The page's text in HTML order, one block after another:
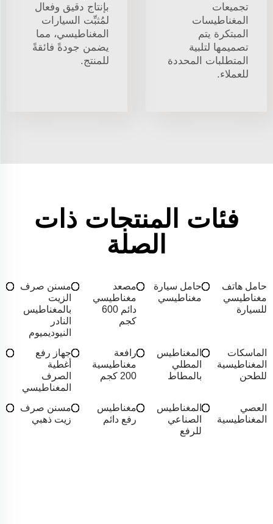
تجميعات
المغناطيسات
المبتكرة يتم
تصميمها لتلبية
المتطلبات المحددة
للعملاء.
بإنتاج دقيق وفعال
لمُثبِّت السيارات
المغناطيسي، مما
يضمن جودةً فائقةً
للمنتج.
فئات المنتجات ذات
الصلة
حامل هاتف
مغناطيسي
للسيارة
حامل سيارة
مغناطيسي
مصعد
مغناطيسي
دائم 600
كجم
مسنن صرف
الزيت
بالمغناطيس
النادر
النيوديميوم
الماسكات
المغناطيسية
للطحن
المغناطيس
المطلي
بالمطاط
رافعة
مغناطيسية
200 كجم
جهاز رفع
أغطية
الصرف
المغناطيسي
العصي
المغناطيسية
المغناطيس
الصناعي
للرفع
مغناطيس
رفع دائم
مسنن صرف
زيت ذهبي